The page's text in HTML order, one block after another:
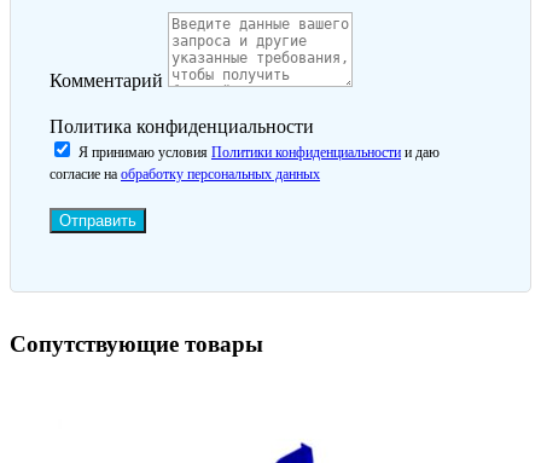
Комментарий
Политика конфиденциальности
Я принимаю условия Политики конфиденциальности и даю
согласие на обработку персональных данных
Отправить
Сопутствующие товары